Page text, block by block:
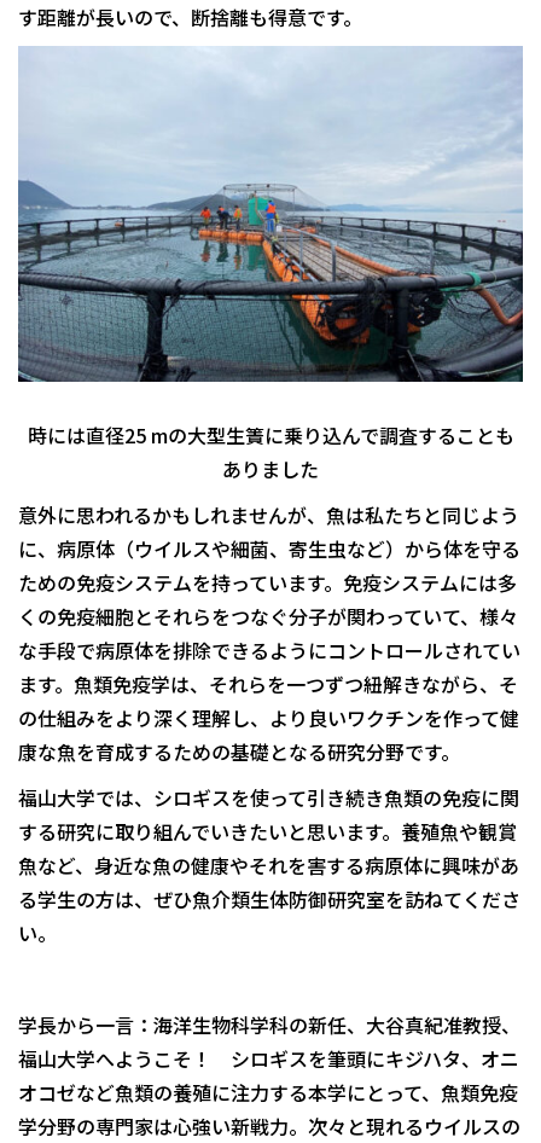
す距離が長いので、断捨離も得意です。
時には直径25 mの大型生簀に乗り込んで調査することも
ありました
意外に思われるかもしれませんが、魚は私たちと同じよう
に、病原体（ウイルスや細菌、寄生虫など）から体を守る
ための免疫システムを持っています。免疫システムには多
くの免疫細胞とそれらをつなぐ分子が関わっていて、様々
な手段で病原体を排除できるようにコントロールされてい
ます。魚類免疫学は、それらを一つずつ紐解きながら、そ
の仕組みをより深く理解し、より良いワクチンを作って健
康な魚を育成するための基礎となる研究分野です。
福山大学では、シロギスを使って引き続き魚類の免疫に関
する研究に取り組んでいきたいと思います。養殖魚や観賞
魚など、身近な魚の健康やそれを害する病原体に興味があ
る学生の方は、ぜひ魚介類生体防御研究室を訪ねてくださ
い。
学長から一言：海洋生物科学科の新任、大谷真紀准教授、
福山大学へようこそ！ シロギスを筆頭にキジハタ、オニ
オコゼなど魚類の養殖に注力する本学にとって、魚類免疫
学分野の専門家は心強い新戦力。次々と現れるウイルスの